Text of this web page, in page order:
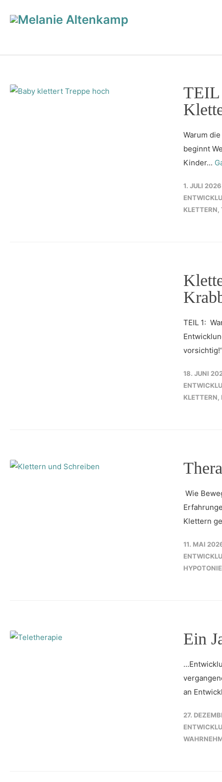
TEIL
Warum
beginnt
Kinder...
1. JULI 2026
KLETTERN,
TEIL 1:
18. JUNI
KLETTERN,
Wie
Klettern
11. MAI
Ein
an
27.